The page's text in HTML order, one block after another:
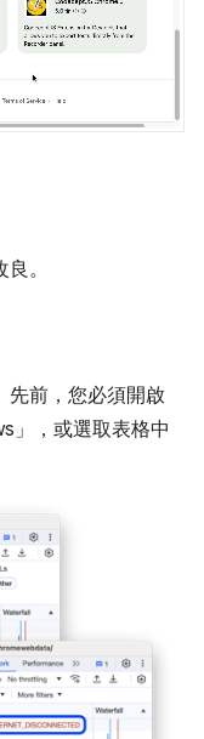
。
先前，您必須開啟
」
，或選取表格中